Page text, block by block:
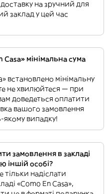
на зручний для
заклад у цей час
Casa» мінімальна сума
встановлено мінімальну
не хвилюйтеся — при
доведеться оплатити
вашого замовлення
якому випадку!
замовлення в закладі
іншій особі?
надіслати
«Como En Casa»,